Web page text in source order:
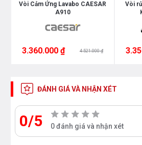
Vòi Cảm Ứng Lavabo CAESAR
A910
3.360.000 ₫ 4.521.000 ₫
Vòi
ĐÁNH GIÁ VÀ NHẬN XÉT
0/5 0 đánh giá và nhận xét